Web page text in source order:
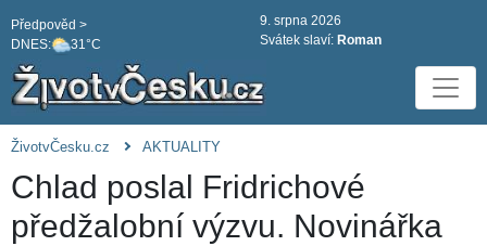
DNES: 31°C
Předpověd >
9. srpna 2026
Svátek slaví: Roman
ŽivotvČesku.cz AKTUALITY
Chlad poslal Fridrichové
předžalobní výzvu. Novinářka